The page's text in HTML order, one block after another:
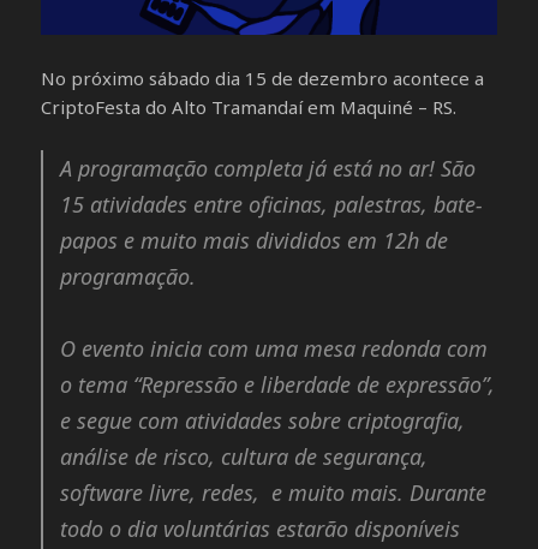
No próximo sábado dia 15 de dezembro acontece a
CriptoFesta do Alto Tramandaí em Maquiné – RS.
A programação completa já está no ar! São
15 atividades entre oficinas, palestras, bate-
papos e muito mais divididos em 12h de
programação.
O evento inicia com uma mesa redonda com
o tema “Repressão e liberdade de expressão”,
e segue com atividades sobre criptografia,
análise de risco, cultura de segurança,
software livre, redes, e muito mais. Durante
todo o dia voluntárias estarão disponíveis